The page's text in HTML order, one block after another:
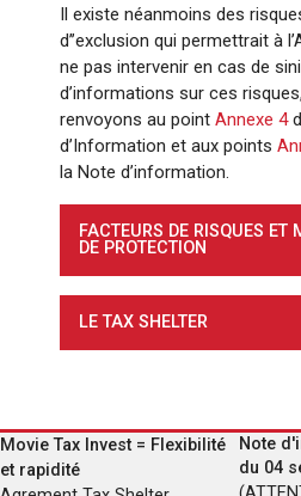
Il existe néanmoins des
d’’exclusion qui permettrait à
ne pas intervenir en cas de
d’informations sur ces
renvoyons au point Annexe 4
d’Information et aux points
la Note d’information.
FACTEURS DE RISQUES ET
DE PROTECTION
LE TAX SHELTER
Movie Tax Invest = Flexibilité
et rapidité
Note
du 04